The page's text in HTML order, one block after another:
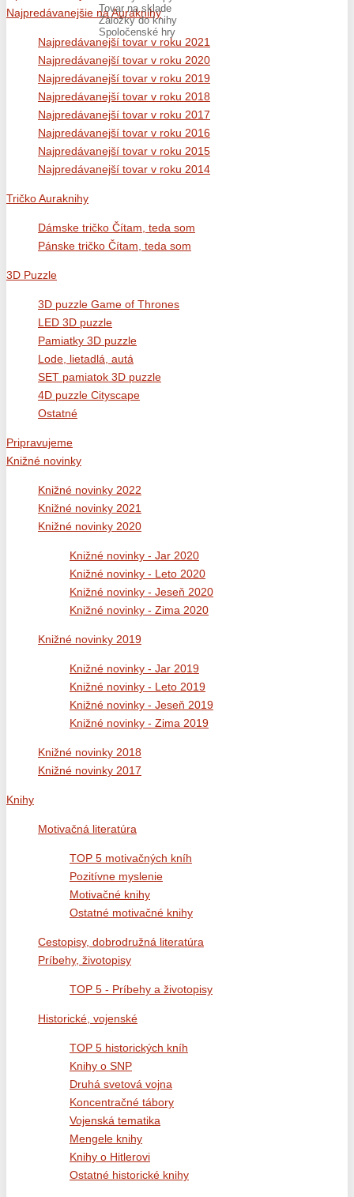
Tovar na sklade
Záložky do knihy
Spoločenské hry
Najpredávanejšie na Auraknihy
Najpredávanejší tovar v roku 2021
Najpredávanejší tovar v roku 2020
Najpredávanejší tovar v roku 2019
Najpredávanejší tovar v roku 2018
Najpredávanejší tovar v roku 2017
Najpredávanejší tovar v roku 2016
Najpredávanejší tovar v roku 2015
Najpredávanejší tovar v roku 2014
Tričko Auraknihy
Dámske tričko Čítam, teda som
Pánske tričko Čítam, teda som
3D Puzzle
3D puzzle Game of Thrones
LED 3D puzzle
Pamiatky 3D puzzle
Lode, lietadlá, autá
SET pamiatok 3D puzzle
4D puzzle Cityscape
Ostatné
Pripravujeme
Knižné novinky
Knižné novinky 2022
Knižné novinky 2021
Knižné novinky 2020
Knižné novinky - Jar 2020
Knižné novinky - Leto 2020
Knižné novinky - Jeseň 2020
Knižné novinky - Zima 2020
Knižné novinky 2019
Knižné novinky - Jar 2019
Knižné novinky - Leto 2019
Knižné novinky - Jeseň 2019
Knižné novinky - Zima 2019
Knižné novinky 2018
Knižné novinky 2017
Knihy
Motivačná literatúra
TOP 5 motivačných kníh
Pozitívne myslenie
Motivačné knihy
Ostatné motivačné knihy
Cestopisy, dobrodružná literatúra
Príbehy, životopisy
TOP 5 - Príbehy a životopisy
Historické, vojenské
TOP 5 historických kníh
Knihy o SNP
Druhá svetová vojna
Koncentračné tábory
Vojenská tematika
Mengele knihy
Knihy o Hitlerovi
Ostatné historické knihy